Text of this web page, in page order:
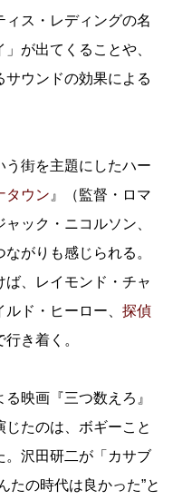
ス・レディングの名
が出てくることや、
ウンドの効果による
う街を主題にしたハー
タウン 』（監督・ロマ
ック・ニコルソン、
がりも感じられる。
、レイモンド・チャ
ド・ヒーロー、 探偵
行き着く。
映画『三つ数えろ』
たのは、ボギーこと
。沢田研二が「カサブ
たの時代は良かった”と